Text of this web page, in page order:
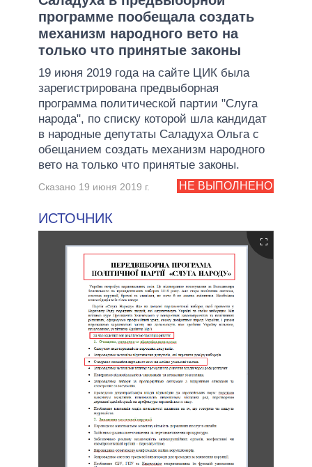
программе пообещала создать
механизм народного вето на
только что принятые законы
19 июня 2019 года на сайте ЦИК была
зарегистрирована предвыборная
программа политической партии "Слуга
народа", по списку которой шла кандидат
в народные депутаты Саладуха Ольга с
обещанием создать механизм народного
вето на только что принятые законы.
НЕ ВЫПОЛНЕНО
Сказано 19 июня 2019 г.
ИСТОЧНИК